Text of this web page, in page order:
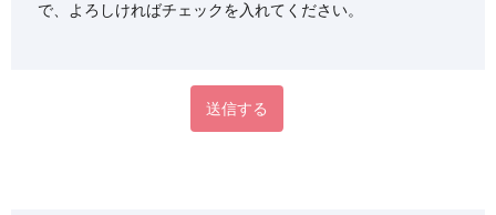
で、よろしければチェックを入れてください。